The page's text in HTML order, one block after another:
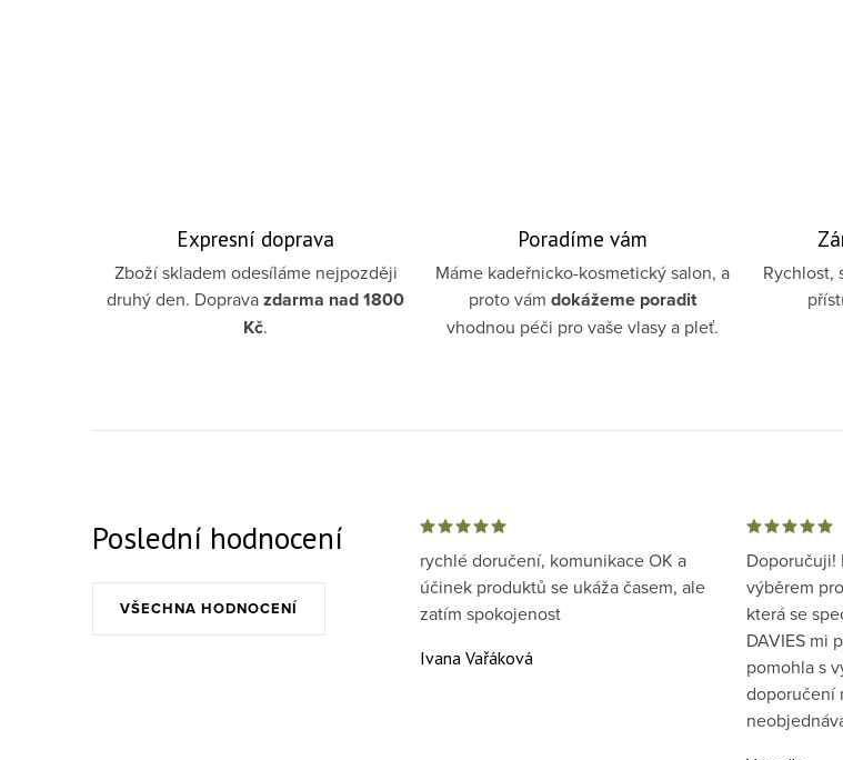
Expresní doprava
Zboží skladem odesíláme nejpozději
druhý den. Dopravazdarma nad 1800
Kč.
Poradíme vám
Máme kadeřnicko-kosmetický salon, a
proto vámdokážeme poradit
vhodnou péči pro vaše vlasy a pleť.
Rychlost,
Poslední hodnocení
VŠECHNA HODNOCENÍ
rychlé doručení, komunikace OK a
účinek produktů se ukáža časem, ale
zatím spokojenost
Ivana Vařáková
Doporučuji!
výběrem
která se
DAVIES mi
pomohla s
doporučení